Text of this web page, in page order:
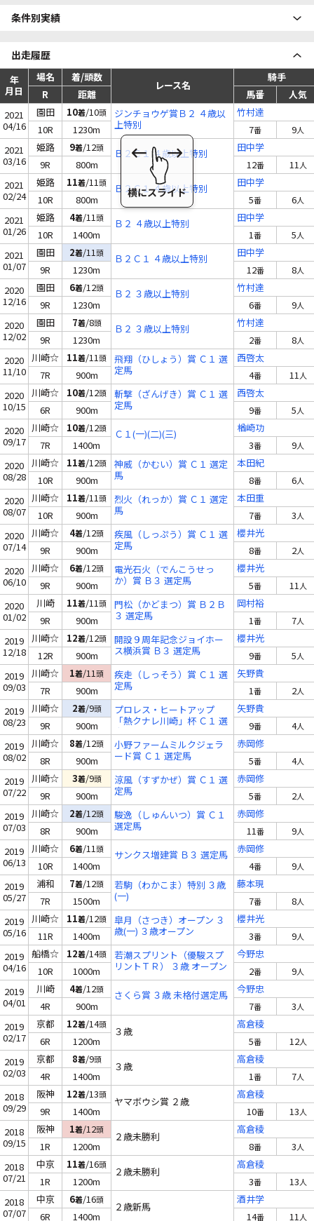
条件別実績
出走履歴
年
月日
場名 着/頭数
レース名
騎手
R
距離 馬番
人気
2021
04/16
園田 10着/10頭
ジンチョウゲ賞Ｂ２ ４歳以
上特別
竹村達
10R
1230m 7番 9人
2021
03/16
姫路 9着/12頭 Ｂ２Ｃ１ ４歳以上特別
田中学
9R
800m 12番 11人
2021
02/24
姫路 11着/11頭 Ｂ２Ｃ１ ４歳以上特別
田中学
10R
800m 5番 6人
2021
01/26
姫路 4着/11頭 Ｂ２ ４歳以上特別
田中学
10R
1400m 1番 5人
2021
01/07
園田 2着/11頭 Ｂ２Ｃ１ ４歳以上特別
田中学
9R
1230m 12番 8人
2020
12/16
園田 6着/12頭 Ｂ２ ３歳以上特別
竹村達
9R
1230m 6番 9人
2020
12/02
園田 7着/8頭 Ｂ２ ３歳以上特別
竹村達
9R
1230m 2番 8人
2020
11/10
川崎☆ 11着/11頭
飛翔（ひしょう）賞 Ｃ１ 選
定馬
西啓太
7R
900m 4番 11人
2020
10/15
川崎☆ 10着/12頭
斬撃（ざんげき）賞 Ｃ１ 選
定馬
西啓太
6R
900m 9番 5人
2020
09/17
川崎☆ 10着/12頭 Ｃ１(一)(二)(三)
楢崎功
7R
1400m 3番 9人
2020
08/28
川崎☆ 11着/12頭
神威（かむい）賞 Ｃ１ 選定
馬
本田紀
10R
900m 8番 6人
2020
08/07
川崎☆ 11着/11頭
烈火（れっか）賞 Ｃ１ 選定
馬
本田重
10R
900m 7番 3人
2020
07/14
川崎☆ 4着/12頭
疾風（しっぷう）賞 Ｃ１ 選
定馬
櫻井光
9R
900m 8番 2人
2020
06/10
川崎☆ 6着/12頭
電光石火（でんこうせっ
か）賞 Ｂ３ 選定馬
櫻井光
9R
900m 5番 11人
2020
01/02
川崎 11着/11頭
門松（かどまつ）賞 Ｂ２Ｂ
３ 選定馬
岡村裕
9R
900m 1番 7人
2019
12/18
川崎☆ 12着/12頭
開設９周年記念ジョイホー
ス横浜賞 Ｂ３ 選定馬
櫻井光
12R
900m 9番 5人
2019
09/03
川崎☆ 1着/11頭
疾走（しっそう）賞 Ｃ１ 選
定馬
矢野貴
7R
900m 1番 2人
2019
08/23
川崎☆ 2着/9頭
プロレス・ヒートアップ
「熱クナレ川崎」杯 Ｃ１ 選
定馬
矢野貴
9R
900m 9番 4人
2019
08/02
川崎☆ 8着/12頭
小野ファームミルクジェラ
ード賞 Ｃ１ 選定馬
赤岡修
8R
900m 5番 4人
2019
07/22
川崎☆ 3着/9頭
涼風（すずかぜ）賞 Ｃ１ 選
定馬
赤岡修
9R
900m 5番 2人
2019
07/03
川崎☆ 2着/12頭
駿逸（しゅんいつ）賞 Ｃ１
選定馬
赤岡修
8R
900m 11番 9人
2019
06/13
川崎☆ 6着/11頭 サンクス増建賞 Ｂ３ 選定馬
赤岡修
10R
1400m 4番 9人
2019
05/27
浦和 7着/12頭
若駒（わかこま）特別 ３歳
(一)
藤本現
7R
1500m 7番 8人
2019
05/16
川崎☆ 11着/12頭
皐月（さつき）オープン ３
歳(一) ３歳オープン
櫻井光
11R
1400m 3番 9人
2019
04/16
船橋☆ 12着/14頭
若潮スプリント（優駿スプ
リントＴＲ） ３歳 オープン
今野忠
10R
1000m 2番 9人
2019
04/01
川崎 4着/12頭 さくら賞 ３歳 未格付選定馬
今野忠
4R
900m 7番 3人
2019
02/17
京都 12着/14頭
３歳
高倉稜
6R
1200m 5番 12人
2019
02/03
京都 8着/9頭
３歳
高倉稜
4R
1400m 1番 7人
2018
09/29
阪神 12着/13頭
ヤマボウシ賞 ２歳
高倉稜
9R
1400m 10番 13人
2018
09/15
阪神 1着/12頭
２歳未勝利
高倉稜
1R
1200m 8番 3人
2018
07/21
中京 11着/16頭
２歳未勝利
高倉稜
1R
1200m 3番 13人
2018
07/07
中京 6着/16頭
２歳新馬
酒井学
6R
1400m 14番 11人